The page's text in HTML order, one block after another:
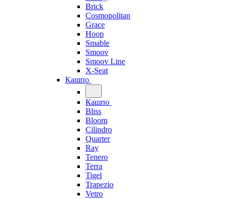
Brick
Cosmopolitan
Grace
Hoop
Smable
Smoov
Smoov Line
X-Seat
Кашпо
Кашпо
Bliss
Bloom
Cilindro
Quarter
Ray
Tenero
Terra
Tigel
Trapezio
Vetro